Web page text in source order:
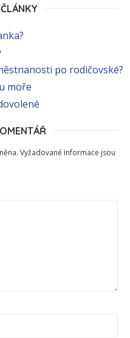
po rodičovské?
moře
Vyžadované informace jsou